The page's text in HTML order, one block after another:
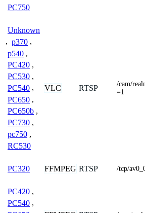
PC750
Unknown
, p370 ,
p540 ,
PC420 ,
PC530 ,
PC540 ,
PC650 ,
PC650b ,
PC730 ,
pc750 ,
RC530
VLC RTSP
/cam/
=1
PC320 FFMPEG RTSP /tcp/
PC420 ,
PC540 ,